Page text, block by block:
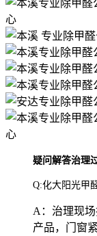
疑问解答治理
Q:化大阳光甲
A：治理现
产品，门窗